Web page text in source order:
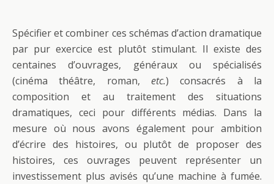
Spécifier et combiner ces schémas d’action dramatique
par pur exercice est plutôt stimulant. Il existe des
centaines d’ouvrages, généraux ou spécialisés
(cinéma théâtre, roman, etc.) consacrés à la
composition et au traitement des situations
dramatiques, ceci pour différents médias. Dans la
mesure où nous avons également pour ambition
d’écrire des histoires, ou plutôt de proposer des
histoires, ces ouvrages peuvent représenter un
investissement plus avisés qu’une machine à fumée.